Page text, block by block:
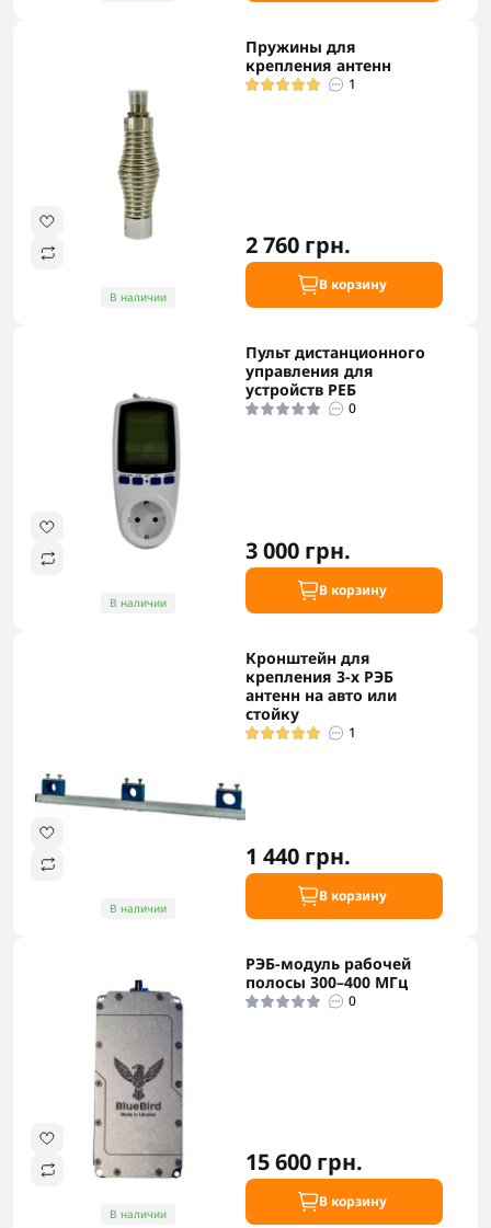
В наличии
Пружины для
крепления антенн
1
2 760 грн.
В корзину
В наличии
Пульт дистанционного
управления для
устройств РЕБ
0
3 000 грн.
В корзину
В наличии
Кронштейн для
крепления 3-х РЭБ
антенн на авто или
стойку
1
1 440 грн.
В корзину
В наличии
РЭБ-модуль рабочей
полосы 300–400 МГц
0
15 600 грн.
В корзину